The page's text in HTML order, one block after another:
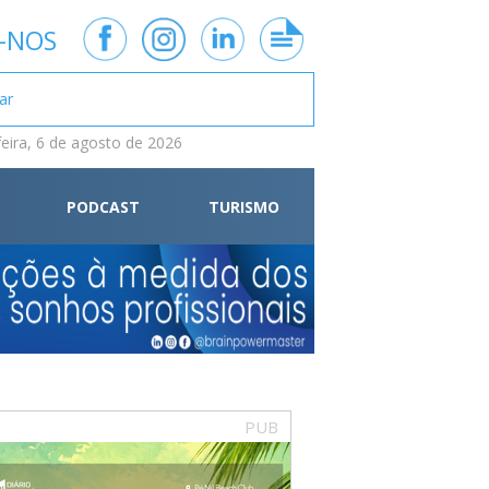
6 de agosto de 2026
PODCAST TURISMO
PUB